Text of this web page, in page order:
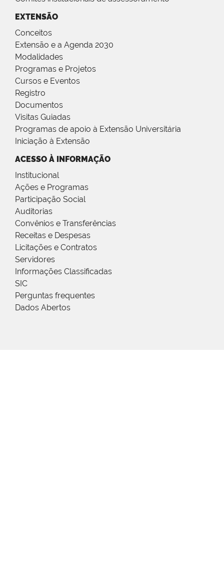
EXTENSÃO
Conceitos
Extensão e a Agenda 2030
Modalidades
Programas e Projetos
Cursos e Eventos
Registro
Documentos
Visitas Guiadas
Programas de apoio à Extensão Universitária
Iniciação à Extensão
ACESSO À INFORMAÇÃO
Institucional
Ações e Programas
Participação Social
Auditorias
Convênios e Transferências
Receitas e Despesas
Licitações e Contratos
Servidores
Informações Classificadas
SIC
Perguntas frequentes
Dados Abertos